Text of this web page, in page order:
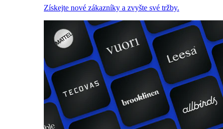
Získejte nové zákazníky a zvyšte své tržby.